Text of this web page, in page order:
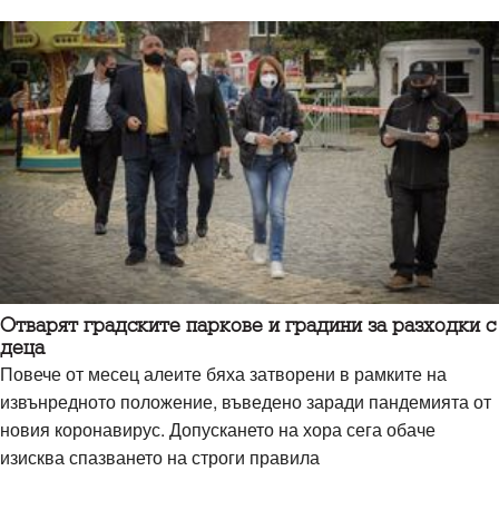
Отварят градските паркове и градини за разходки с
деца
Повече от месец алеите бяха затворени в рамките на
извънредното положение, въведено заради пандемията от
новия коронавирус. Допускането на хора сега обаче
изисква спазването на строги правила